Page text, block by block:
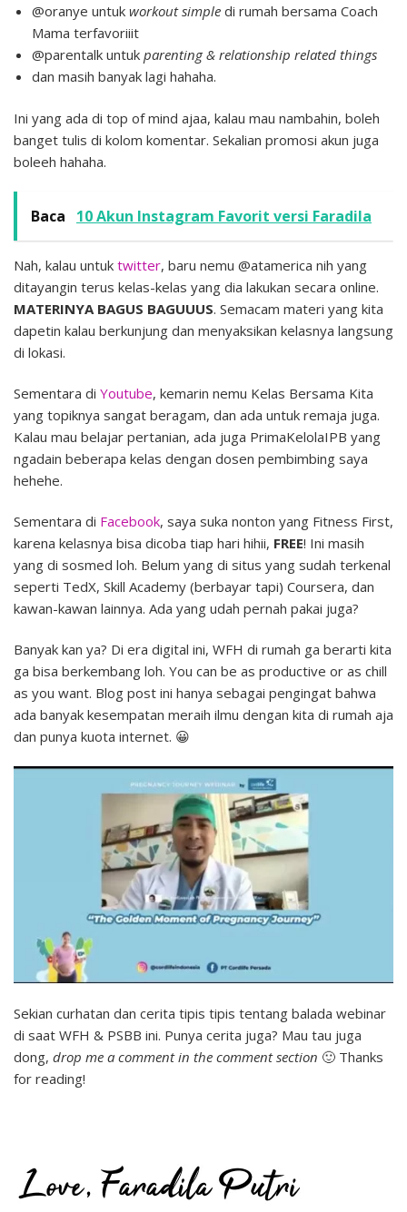
@oranye untuk workout simple di rumah bersama Coach
Mama terfavoriiit
@parentalk untuk parenting & relationship related things
dan masih banyak lagi hahaha.
Ini yang ada di top of mind ajaa, kalau mau nambahin, boleh
banget tulis di kolom komentar. Sekalian promosi akun juga
boleeh hahaha.
Baca 10 Akun Instagram Favorit versi Faradila
Nah, kalau untuk twitter, baru nemu @atamerica nih yang
ditayangin terus kelas-kelas yang dia lakukan secara online.
MATERINYA BAGUS BAGUUUS. Semacam materi yang kita
dapetin kalau berkunjung dan menyaksikan kelasnya langsung
di lokasi.
Sementara di Youtube, kemarin nemu Kelas Bersama Kita
yang topiknya sangat beragam, dan ada untuk remaja juga.
Kalau mau belajar pertanian, ada juga PrimaKelolaIPB yang
ngadain beberapa kelas dengan dosen pembimbing saya
hehehe.
Sementara di Facebook, saya suka nonton yang Fitness First,
karena kelasnya bisa dicoba tiap hari hihii, FREE! Ini masih
yang di sosmed loh. Belum yang di situs yang sudah terkenal
seperti TedX, Skill Academy (berbayar tapi) Coursera, dan
kawan-kawan lainnya. Ada yang udah pernah pakai juga?
Banyak kan ya? Di era digital ini, WFH di rumah ga berarti kita
ga bisa berkembang loh. You can be as productive or as chill
as you want. Blog post ini hanya sebagai pengingat bahwa
ada banyak kesempatan meraih ilmu dengan kita di rumah aja
dan punya kuota internet. 😀
Sekian curhatan dan cerita tipis tipis tentang balada webinar
di saat WFH & PSBB ini. Punya cerita juga? Mau tau juga
dong, drop me a comment in the comment section 🙂 Thanks
for reading!